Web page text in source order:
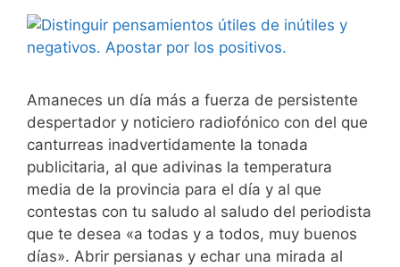
Amaneces un día más a fuerza de persistente
despertador y noticiero radiofónico con del que
canturreas inadvertidamente la tonada
publicitaria, al que adivinas la temperatura
media de la provincia para el día y al que
contestas con tu saludo al saludo del periodista
que te desea «a todas y a todos, muy buenos
días». Abrir persianas y echar una mirada al